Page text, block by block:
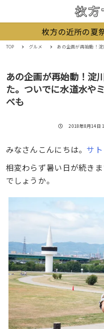
枚方の近所の夏
TOP グルメ あの企画が再始動！淀川の水でか
あの企画が再始動！淀
た。ついでに水道水や
べも
投稿日
2018年8月14日
みなさんこんにちは。サ
相変わらず暑い日が続き
でしょうか。